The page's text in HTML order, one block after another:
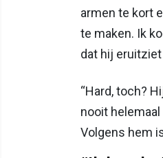
armen te kort
te maken. Ik
dat hij eruitziet
“Hard, toch?
nooit
Volgens hem